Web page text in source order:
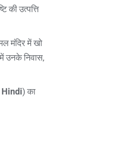
की उत्पत्ति
मंदिर में खो
उनके निवास,
) का